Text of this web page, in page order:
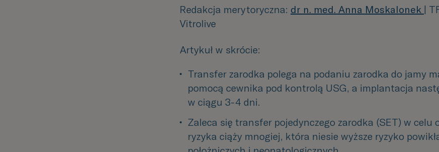
Redakcja merytoryczna: dr n. med. Anna Moskalonek |
Vitrolive
Artykuł w skrócie:
Transfer zarodka polega na podaniu zarodka do jamy
pomocą cewnika pod kontrolą USG, a implantacja
w ciągu 3-4 dni.
Zaleca się transfer pojedynczego zarodka (SET) w celu
ryzyka ciąży mnogiej, która niesie wyższe ryzyko